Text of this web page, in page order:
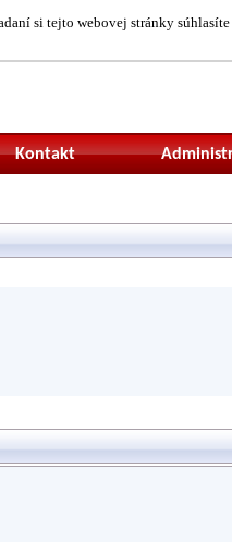
si tejto webovej stránky
Kontakt